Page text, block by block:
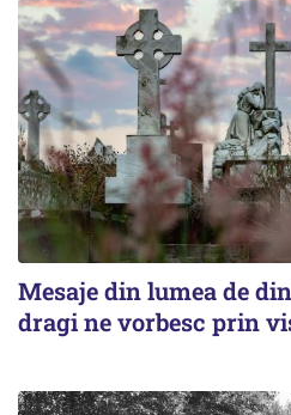
Mesaje din lumea de
dragi ne vorbesc prin